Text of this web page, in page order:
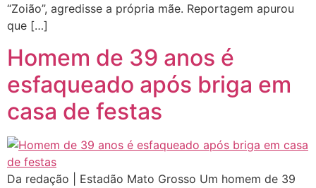
“Zoião”, agredisse a própria mãe. Reportagem apurou
que […]
Homem de 39 anos é
esfaqueado após briga em
casa de festas
Da redação | Estadão Mato Grosso Um homem de 39